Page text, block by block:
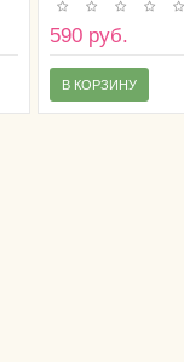
590 руб.
В КОРЗИНУ